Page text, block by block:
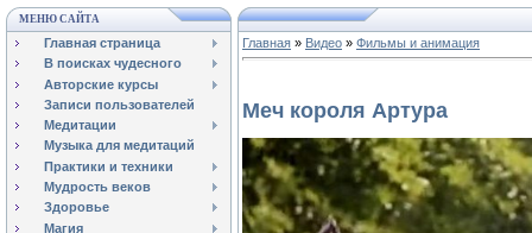
МЕНЮ САЙТА
Главная страница
В поисках чудесного
Авторские курсы
Записи пользователей
Медитации
Музыка для медитаций
Практики и техники
Мудрость веков
Здоровье
Магия
Главная » Видео » Фильмы и анимация
Меч короля Артура